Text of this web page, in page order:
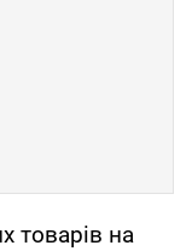
товарів на